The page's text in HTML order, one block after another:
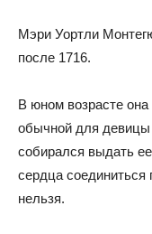
Мэри Уортли
после 1716.
В юном возрасте она
обычной для девицы
собирался выдать
сердца соединиться
нельзя.